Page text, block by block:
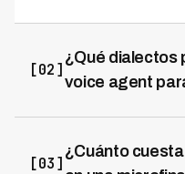
[02]
¿Qué dialectos
voice agent
reconoce 45 dialectos
Latinoamérica,
[03]
¿Cuánto